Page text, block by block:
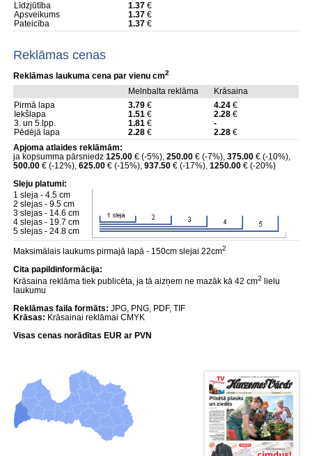
Līdzjūtība 1.37€
Apsveikums
1.37€
Pateicība
1.37€
Reklāmas cenas
Reklāmas laukuma cena par vienu cm2
Melnbalta reklāma
Krāsaina
Pirmā lapa
3.79€ 4.24€
Iekšlapa
1.51€ 2.28€
3. un 5.lpp.
1.81€
-
Pēdējā lapa
2.28€ 2.28€
Apjoma atlaides reklāmām:
ja kopsumma pārsniedz 125.00€ (-5%), 250.00€ (-7%), 375.00€ (-10%),
500.00€ (-12%), 625.00€ (-15%), 937.50€ (-17%), 1250.00€ (-20%)
Sleju platumi:
1 sleja - 4.5 cm
2 slejas - 9.5 cm
3 slejas - 14.6 cm
4 slejas - 19.7 cm
5 slejas - 24.8 cm
Maksimālais laukums pirmajā lapā - 150cm slejai 22cm2
Cita papildinformācija:
Krāsaina reklāma tiek publicēta, ja tā aizņem ne mazāk kā 42 cm2
lielu
laukumu
Reklāmas faila formāts: JPG, PNG, PDF, TIF
Krāsas: Krāsainai reklāmai CMYK
Visas cenas norādītas EUR ar PVN